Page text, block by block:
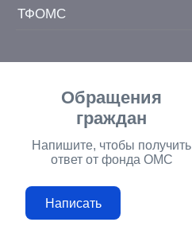
ТФОМС
Обращения
граждан
Напишите, чтобы получить
ответ от фонда ОМС
Написать